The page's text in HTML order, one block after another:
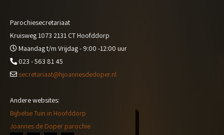
Parochiesecretariaat
Kruisweg 1073 2131 CT Hoofddorp
Maandag t/m Vrijdag - 9:00 -12:00 uur
023 - 563 81 45
secretariaat@hjoannesdedoper.nl
Andere websites:
Bijbelse Tuin in Hoofddorp
Joannes de Doper parochie